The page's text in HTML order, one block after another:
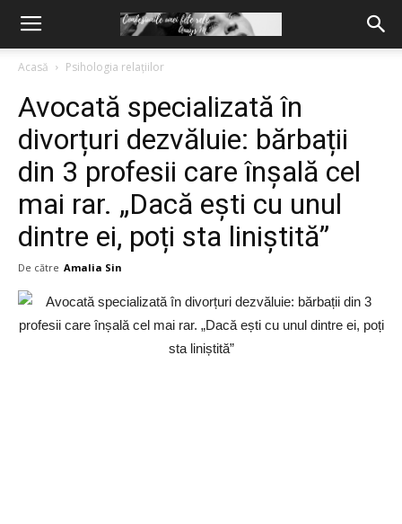
Acasă Psihologia relațiilor
Avocată specializată în
divorțuri dezvăluie: bărbații
din 3 profesii care înșală cel
mai rar. „Dacă ești cu unul
dintre ei, poți sta liniștită”
De către Amalia Sin